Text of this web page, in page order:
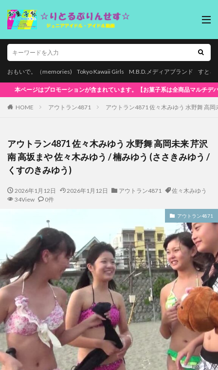
おもいで。（memories) Tokyo Kawaii Girls M.B.D.メディアブランド すとろ
マルチデバイス再生対応!】WindowsOS、Mac、スマホ(iPhone / Android)、
HOME アウトラン4871 アウトラン4871 佐々木みゆう 水野舞 高
アウトラン4871 佐々木みゆう 水野舞 高岡未来 芹沢
南 高坂まや 佐々木みゆう / 楠みゆう (ささきみゆう /
くすのきみゆう)
2026年1月12日 2026年1月12日 アウトラン4871
佐々木みゆう
34View
0件
アウトラン4871